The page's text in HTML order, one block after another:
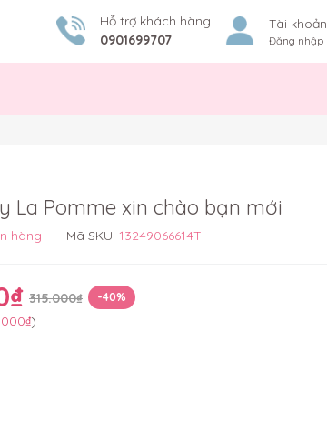
Hỗ trợ khách hàng
0901699707
Tài khoản
Đăng nhập
La Pomme xin chào bạn mới
hàng | Mã SKU: 13249066614T
315.000₫ -40%
)